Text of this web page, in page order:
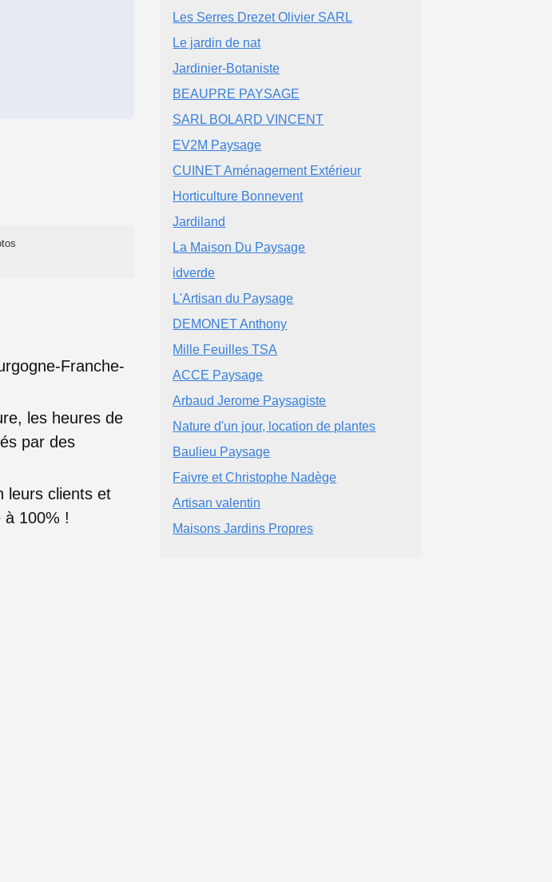
Franche-
les heures de
par des
leurs clients et
à 100% !
Les Serres Drezet Olivier SARL
Le jardin de nat
Jardinier-Botaniste
BEAUPRE PAYSAGE
SARL BOLARD VINCENT
EV2M Paysage
CUINET Aménagement Extérieur
Horticulture Bonnevent
Jardiland
La Maison Du Paysage
idverde
L'Artisan du Paysage
DEMONET Anthony
Mille Feuilles TSA
ACCE Paysage
Arbaud Jerome Paysagiste
Nature d'un jour, location de plantes
Baulieu Paysage
Faivre et Christophe Nadège
Artisan valentin
Maisons Jardins Propres